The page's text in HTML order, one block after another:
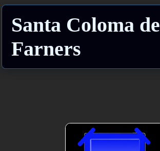
Santa Coloma de
Farners